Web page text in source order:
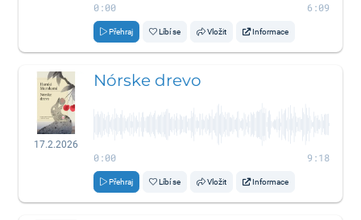
0:00 6:09
Přehraj Líbí se Vložit Informace
17.2.2026
Nórske drevo
0:00 9:18
Přehraj Líbí se Vložit Informace